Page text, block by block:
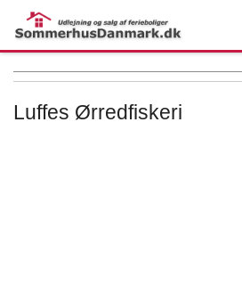
← More examples
Luffes Ørredfiskeri